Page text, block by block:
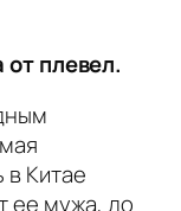
плевел.
Китае
ее мужа, до